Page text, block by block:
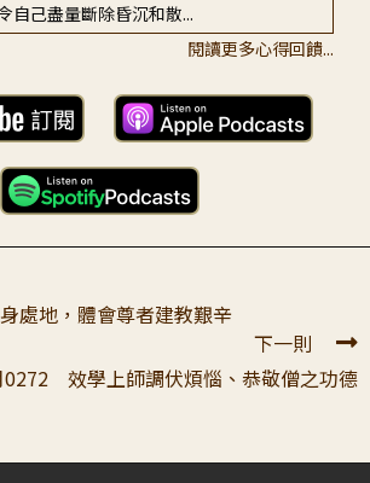
自己盡量斷除昏沉和散...
紅了，楓葉紅得很美是前面有長時的用功
爛；善知識們超勝的功德，自己可望不可
非常了不起的成就...
閱讀更多心得回饋...
處地，體會尊者建教艱辛
下一則
0272 效學上師調伏煩惱、恭敬僧之功德